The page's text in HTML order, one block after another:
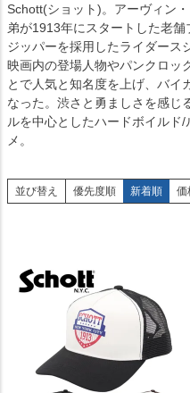
Schott(ショット)。アーヴィン
弟が1913年にスタートした老
ジッパーを採用したライダース
映画内の登場人物やパンクロッ
とで人気と知名度を上げ、バイ
なった。渋さと勇ましさを感じ
ルを中心としたハードボイルド
メ。
並び替え 優先度順 新着順 価